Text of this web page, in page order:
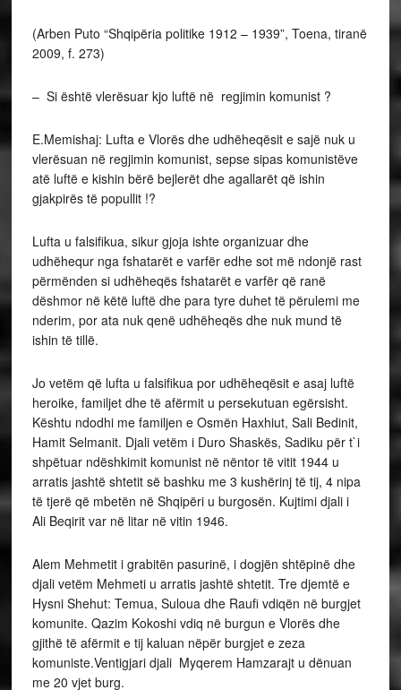
(Arben Puto “Shqipëria politike 1912 – 1939”, Toena, tiranë
2009, f. 273)
– Si është vlerësuar kjo luftë në regjimin komunist ?
E.Memishaj: Lufta e Vlorës dhe udhëheqësit e sajë nuk u
vlerësuan në regjimin komunist, sepse sipas komunistëve
atë luftë e kishin bërë bejlerët dhe agallarët që ishin
gjakpirës të popullit !?
Lufta u falsifikua, sikur gjoja ishte organizuar dhe
udhëhequr nga fshatarët e varfër edhe sot më ndonjë rast
përmënden si udhëheqës fshatarët e varfër që ranë
dëshmor në këtë luftë dhe para tyre duhet të përulemi me
nderim, por ata nuk qenë udhëheqës dhe nuk mund të
ishin të tillë.
Jo vetëm që lufta u falsifikua por udhëheqësit e asaj luftë
heroike, familjet dhe të afërmit u persekutuan egërsisht.
Kështu ndodhi me familjen e Osmën Haxhiut, Sali Bedinit,
Hamit Selmanit. Djali vetëm i Duro Shaskës, Sadiku për t`i
shpëtuar ndëshkimit komunist në nëntor të vitit 1944 u
arratis jashtë shtetit së bashku me 3 kushërinj të tij, 4 nipa
të tjerë që mbetën në Shqipëri u burgosën. Kujtimi djali i
Ali Beqirit var në litar në vitin 1946.
Alem Mehmetit i grabitën pasurinë, i dogjën shtëpinë dhe
djali vetëm Mehmeti u arratis jashtë shtetit. Tre djemtë e
Hysni Shehut: Temua, Suloua dhe Raufi vdiqën në burgjet
komunite. Qazim Kokoshi vdiq në burgun e Vlorës dhe
gjithë të afërmit e tij kaluan nëpër burgjet e zeza
komuniste.Ventigjari djali Myqerem Hamzarajt u dënuan
me 20 vjet burg.